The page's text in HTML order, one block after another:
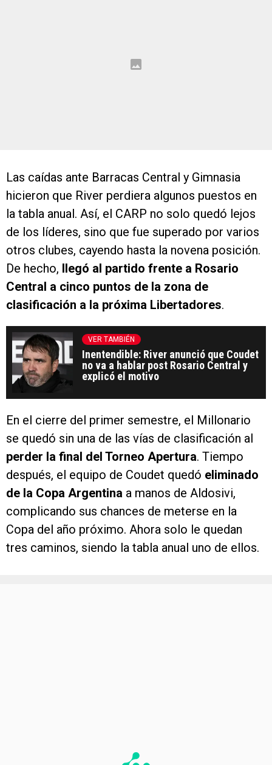
Las caídas ante Barracas Central y Gimnasia
hicieron que River perdiera algunos puestos en
la tabla anual. Así, el CARP no solo quedó lejos
de los líderes, sino que fue superado por varios
otros clubes, cayendo hasta la novena posición.
De hecho, llegó al partido frente a Rosario
Central a cinco puntos de la zona de
clasificación a la próxima Libertadores.
VER TAMBIÉN
Inentendible: River anunció que Coudet
no va a hablar post Rosario Central y
explicó el motivo
En el cierre del primer semestre, el Millonario
se quedó sin una de las vías de clasificación al
perder la final del Torneo Apertura. Tiempo
después, el equipo de Coudet quedó eliminado
de la Copa Argentina a manos de Aldosivi,
complicando sus chances de meterse en la
Copa del año próximo. Ahora solo le quedan
tres caminos, siendo la tabla anual uno de ellos.